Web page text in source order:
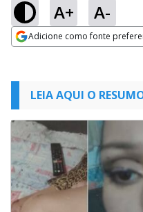
A+ A-
Adicione como fonte
LEIA AQUI O